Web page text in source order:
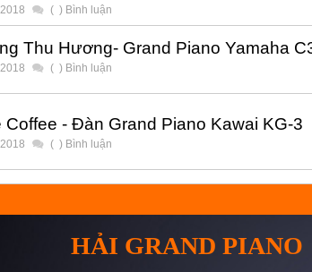
( ) Bình luận
Thu Hương- Grand Piano Yamaha
( ) Bình luận
Coffee - Đàn Grand Piano Kawai KG-3
( ) Bình luận
HẢI GRAND PIANO